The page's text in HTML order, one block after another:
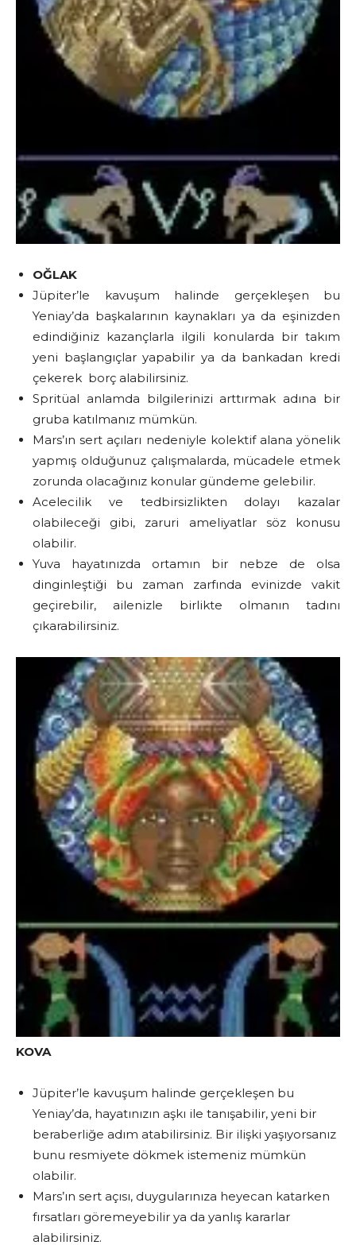
OĞLAK
Jüpiter’le kavuşum halinde gerçekleşen bu
Yeniay’da başkalarının kaynakları ya da eşinizden
edindiğiniz kazançlarla ilgili konularda bir takım
yeni başlangıçlar yapabilir ya da bankadan kredi
çekerek borç alabilirsiniz.
Spritüal anlamda bilgilerinizi arttırmak adına bir
gruba katılmanız mümkün.
Mars’ın sert açıları nedeniyle kolektif alana yönelik
yapmış olduğunuz çalışmalarda, mücadele etmek
zorunda olacağınız konular gündeme gelebilir.
Acelecilik ve tedbirsizlikten dolayı kazalar
olabileceği gibi, zaruri ameliyatlar söz konusu
olabilir.
Yuva hayatınızda ortamın bir nebze de olsa
dinginleştiği bu zaman zarfında evinizde vakit
geçirebilir, ailenizle birlikte olmanın tadını
çıkarabilirsiniz.
KOVA
Jüpiter’le kavuşum halinde gerçekleşen bu
Yeniay’da, hayatınızın aşkı ile tanışabilir, yeni bir
beraberliğe adım atabilirsiniz. Bir ilişki yaşıyorsanız
bunu resmiyete dökmek istemeniz mümkün
olabilir.
Mars’ın sert açısı, duygularınıza heyecan katarken
fırsatları göremeyebilir ya da yanlış kararlar
alabilirsiniz.